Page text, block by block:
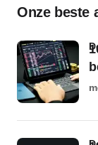
Onze beste